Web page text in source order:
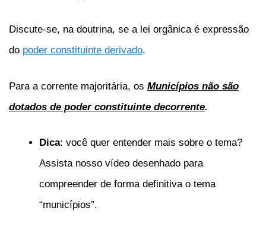
Discute-se, na doutrina, se a lei orgânica é expressão
do poder constituinte derivado.
Para a corrente majoritária, os Municípios não são
dotados de poder constituinte decorrente.
Dica: você quer entender mais sobre o tema?
Assista nosso vídeo desenhado para
compreender de forma definitiva o tema
“municípios”.